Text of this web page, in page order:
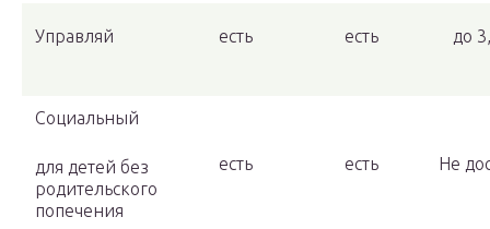
Управляй есть есть до
Социальный
для детей без
родительского
попечения
есть есть Не